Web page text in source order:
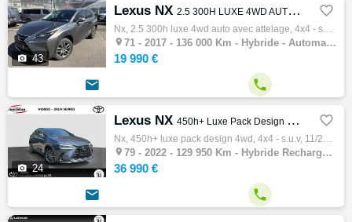
 43
Lexus NX 2.5 300H LUXE 4WD AUTO AVEC ATTELAGE 
Nx, 2.5 300h luxe 4wd auto avec attelage, 4x4 - s.u.v, 11/2017, 155ch, 8cv, 136000 km, 5 portes, 5 places, Clim. manuelle, Hybride, Boite d…
 71 - 2017 - 136 000 Km - Hybride - Automatique - 4x4 - S.U.V
19 990 €
 
 24
Lexus NX 450h+ Luxe Pack Design 4WD 
Nx, 450h+ luxe pack design 4wd, 4x4 - s.u.v, 11/2022, 185ch, 10cv, 129950 km, 5 portes, 5 places, Clim. auto, Hybride rechargeable, Boite d…
 79 - 2022 - 129 950 Km - Hybride Rechargeable - Automatique - 4x4 - S.U.V
36 990 €
 